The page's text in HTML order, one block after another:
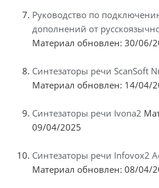
Руководство по
дополнений от
Материал обновлен: 30/06/
Синтезаторы речи ScanSoft
Материал обновлен: 14/04/
Синтезаторы речи Ivona2
09/04/2025
Синтезаторы речи Infovox2
Материал обновлен: 08/04/